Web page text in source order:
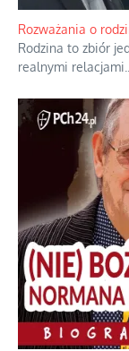
Rozważania o
Rodzina to zbiór
realnymi relacjami.